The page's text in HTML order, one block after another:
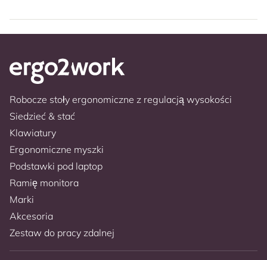
Robocze stoły ergonomiczne z regulacją wysokości
Siedzieć & stać
Klawiatury
Ergonomiczne myszki
Podstawki pod laptop
Ramię monitora
Marki
Akcesoria
Zestaw do pracy zdalnej